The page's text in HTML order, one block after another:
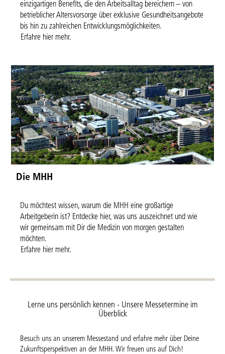
einzigartigen Benefits, die den Arbeitsalltag bereichern – von
betrieblicher Altersvorsorge über exklusive Gesundheitsangebote
bis hin zu zahlreichen Entwicklungsmöglichkeiten.
Erfahre hier mehr.
Die MHH
Du möchtest wissen, warum die MHH eine großartige
Arbeitgeberin ist? Entdecke hier, was uns auszeichnet und wie
wir gemeinsam mit Dir die Medizin von morgen gestalten
möchten.
Erfahre hier mehr.
Lerne uns persönlich kennen - Unsere Messetermine im
Überblick
Besuch uns an unserem Messestand und erfahre mehr über Deine
Zukunftsperspektiven an der MHH. Wir freuen uns auf Dich!